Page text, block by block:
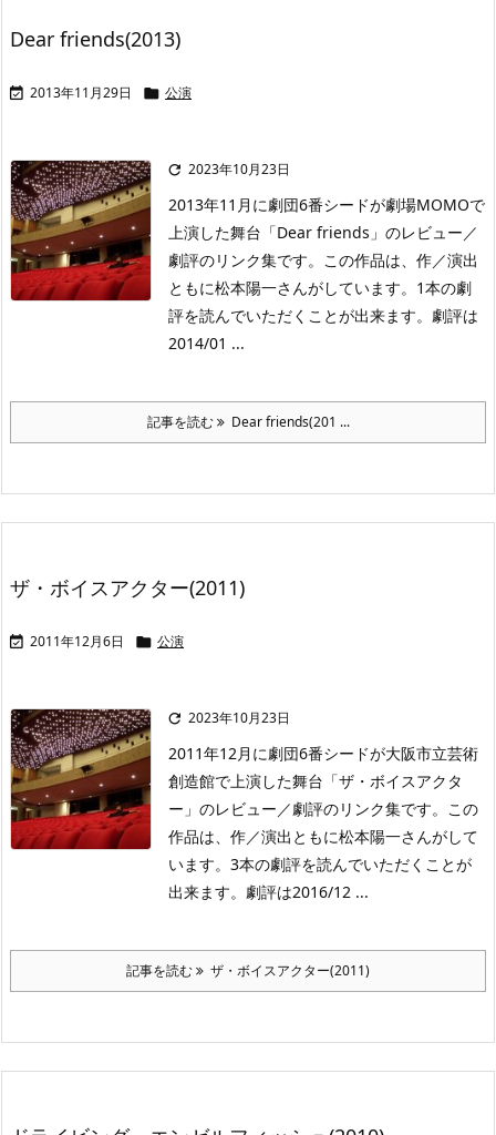
Dear friends(2013)
 2013年11月29日  公演
 2023年10月23日
2013年11月に劇団6番シードが劇場MOMOで
上演した舞台「Dear friends」のレビュー／
劇評のリンク集です。この作品は、作／演出
ともに松本陽一さんがしています。1本の劇
評を読んでいただくことが出来ます。劇評は
2014/01 ...
記事を読む Dear friends(201 ...
ザ・ボイスアクター(2011)
 2011年12月6日  公演
 2023年10月23日
2011年12月に劇団6番シードが大阪市立芸術
創造館で上演した舞台「ザ・ボイスアクタ
ー」のレビュー／劇評のリンク集です。この
作品は、作／演出ともに松本陽一さんがして
います。3本の劇評を読んでいただくことが
出来ます。劇評は2016/12 ...
記事を読む ザ・ボイスアクター(2011)